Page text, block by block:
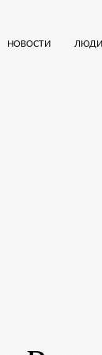
НОВОСТИ ЛЮДИ